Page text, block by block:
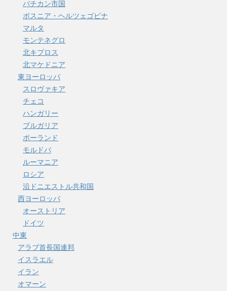
バチカン市国
ボスニア・ヘルツェゴビナ
マルタ
モンテネグロ
北キプロス
北マケドニア
東ヨーロッパ
スロヴァキア
チェコ
ハンガリー
ブルガリア
ポーランド
モルドバ
ルーマニア
ロシア
沿ドニエストル共和国
西ヨーロッパ
オーストリア
ドイツ
中東
アラブ首長国連邦
イスラエル
イラン
オマーン